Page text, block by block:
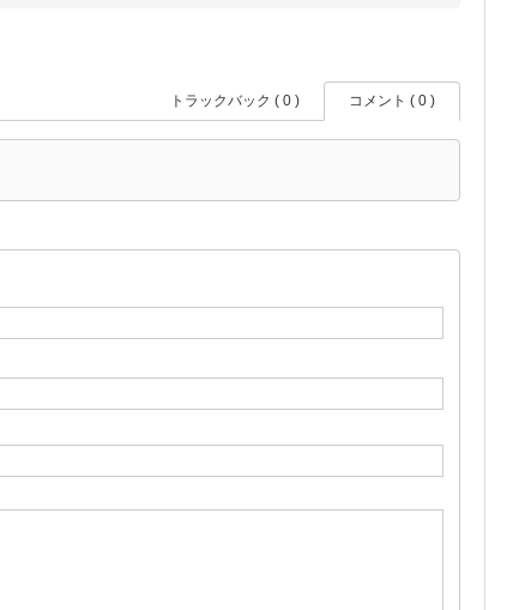
トラックバック ( 0 ) コメント ( 0 )